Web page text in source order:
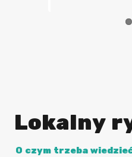
Lokalny
O czym trzeba